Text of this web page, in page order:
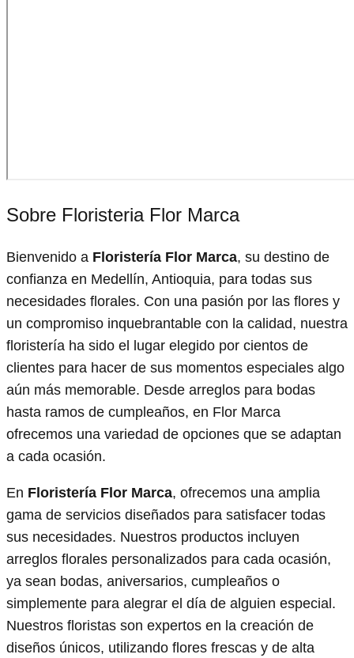
Sobre Floristeria Flor Marca
Bienvenido a Floristería Flor Marca, su destino de
confianza en Medellín, Antioquia, para todas sus
necesidades florales. Con una pasión por las flores y
un compromiso inquebrantable con la calidad, nuestra
floristería ha sido el lugar elegido por cientos de
clientes para hacer de sus momentos especiales algo
aún más memorable. Desde arreglos para bodas
hasta ramos de cumpleaños, en Flor Marca
ofrecemos una variedad de opciones que se adaptan
a cada ocasión.
En Floristería Flor Marca, ofrecemos una amplia
gama de servicios diseñados para satisfacer todas
sus necesidades. Nuestros productos incluyen
arreglos florales personalizados para cada ocasión,
ya sean bodas, aniversarios, cumpleaños o
simplemente para alegrar el día de alguien especial.
Nuestros floristas son expertos en la creación de
diseños únicos, utilizando flores frescas y de alta